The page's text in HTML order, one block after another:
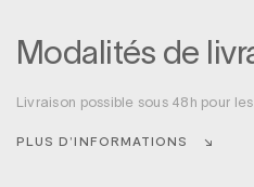
Modalités de
Livraison possible sous 48h pour
PLUS D’INFORMATIONS